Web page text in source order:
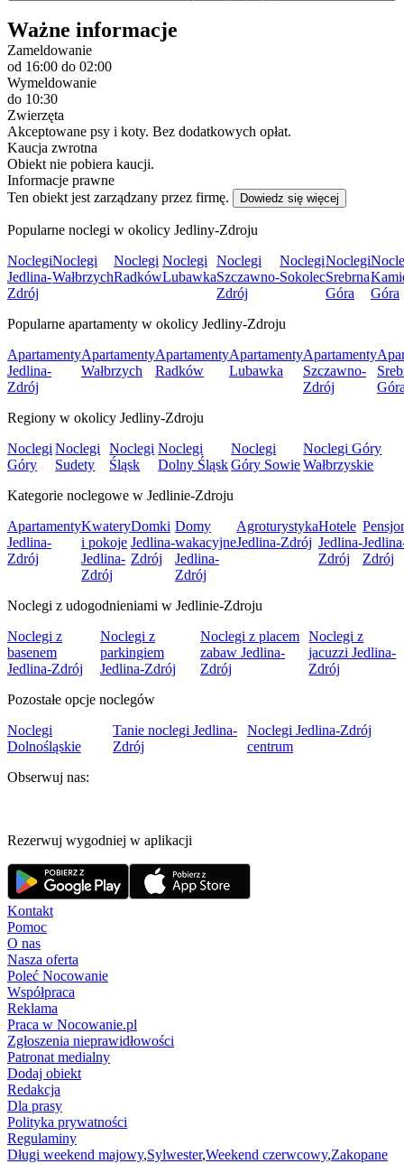
Ważne informacje
Zameldowanie
od 16:00 do 02:00
Wymeldowanie
do 10:30
Zwierzęta
Akceptowane psy i koty. Bez dodatkowych opłat.
Kaucja zwrotna
Obiekt nie pobiera kaucji.
Informacje prawne
Ten obiekt jest zarządzany przez firmę.
Dowiedz się więcej
Popularne noclegi w okolicy Jedliny-Zdroju
Noclegi
Jedlina-
Zdrój
Noclegi
Wałbrzych
Noclegi
Radków
Noclegi
Lubawka
Noclegi
Szczawno-
Zdrój
Noclegi
Sokolec
Noclegi
Srebrna
Góra
Góra
Popularne apartamenty w okolicy Jedliny-Zdroju
Apartamenty
Jedlina-
Zdrój
Apartamenty
Wałbrzych
Apartamenty
Radków
Apartamenty
Lubawka
Apartamenty
Szczawno-
Zdrój
Regiony w okolicy Jedliny-Zdroju
Noclegi
Góry
Noclegi
Sudety
Noclegi
Śląsk
Noclegi
Dolny Śląsk
Noclegi
Góry Sowie
Noclegi Góry
Wałbrzyskie
Kategorie noclegowe w Jedlinie-Zdroju
Apartamenty
Jedlina-
Zdrój
Kwatery
i pokoje
Jedlina-
Zdrój
Domki
Jedlina-
Zdrój
Domy
wakacyjne
Jedlina-
Zdrój
Agroturystyka
Jedlina-Zdrój
Hotele
Jedlina-
Zdrój
Zdrój
Noclegi z udogodnieniami w Jedlinie-Zdroju
Noclegi z
basenem
Jedlina-Zdrój
Noclegi z
parkingiem
Jedlina-Zdrój
Noclegi z placem
zabaw Jedlina-
Zdrój
Noclegi z
jacuzzi Jedlina-
Zdrój
Pozostałe opcje noclegów
Noclegi
Dolnośląskie
Tanie noclegi Jedlina-
Zdrój
Noclegi Jedlina-Zdrój
centrum
Obserwuj nas:
Rezerwuj wygodniej w aplikacji
Kontakt
Pomoc
O nas
Nasza oferta
Poleć Nocowanie
Współpraca
Reklama
Praca w Nocowanie.pl
Zgłoszenia nieprawidłowości
Patronat medialny
Dodaj obiekt
Redakcja
Dla prasy
Polityka prywatności
Regulaminy
Długi weekend majowy,Sylwester,Weekend czerwcowy,Zakopane